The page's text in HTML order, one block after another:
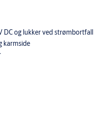
DC og lukker ved strømbortfall
karmside